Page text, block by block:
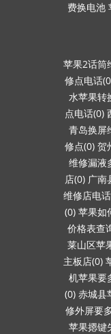
费换电池
苹果2话筒
修点电话
水苹果转
点电话(0)
青岛换屏
修点(0) 贺
维修漏液
店(0) 广南
维修店电
(0) 苹果如
价格表查
莱山区苹
主板店(0)
机苹果要
(0) 赤城县
修外屏要
苹果摁键